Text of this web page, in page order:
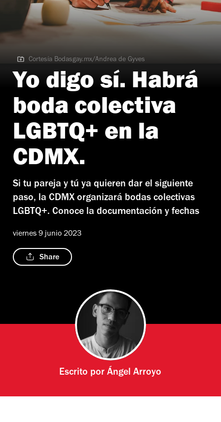
Cortesía Bodasgay.mx/Andrea de Gyves
Cortesía Bodasgay.mx/Andrea de Gyves
Yo digo sí. Habrá
boda colectiva
LGBTQ+ en la
CDMX.
Si tu pareja y tú ya quieren dar el siguiente
paso, la CDMX organizará bodas colectivas
LGBTQ+. Conoce la documentación y fechas
viernes 9 junio 2023
Share
Escrito porÁngel Arroyo